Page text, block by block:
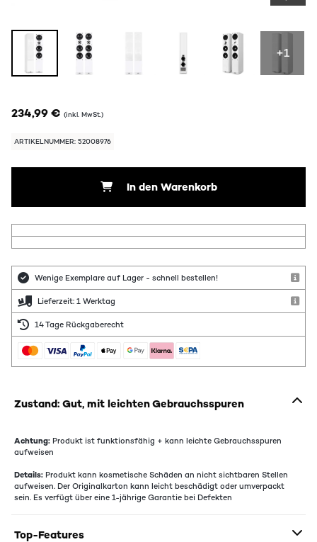
+1
234,99 € (inkl. MwSt.)
ARTIKELNUMMER: 52008976
In den Warenkorb
Wenige Exemplare auf Lager - schnell bestellen!
Lieferzeit: 1 Werktag
14 Tage Rückgaberecht
Zustand: Gut, mit leichten Gebrauchsspuren
Achtung: Produkt ist funktionsfähig + kann leichte Gebrauchsspuren
aufweisen
Details: Produkt kann kosmetische Schäden an nicht sichtbaren Stellen
aufweisen. Der Originalkarton kann leicht beschädigt oder umverpackt
sein. Es verfügt über eine 1-jährige Garantie bei Defekten
Top-Features